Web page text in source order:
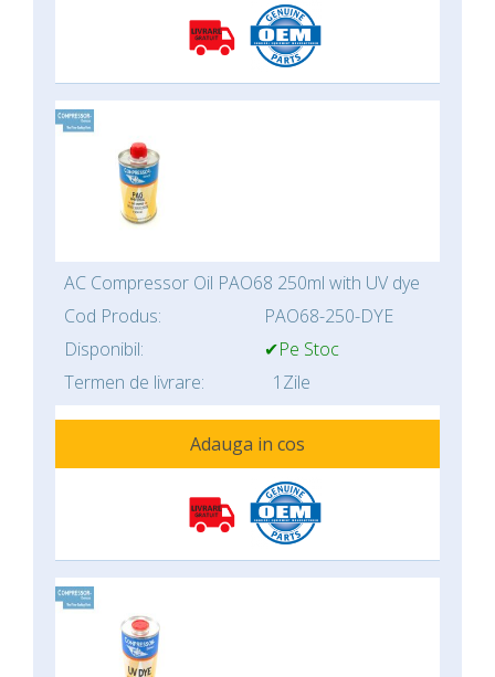
AC Compressor Oil PAO68 250ml with UV dye
Cod Produs:
PAO68-250-DYE
Disponibil:
✔Pe Stoc
Termen de livrare:
1Zile
Adauga in cos